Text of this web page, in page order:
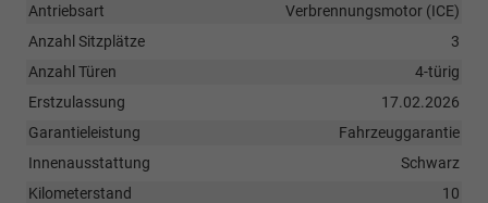
Antriebsart
Verbrennungsmotor (ICE)
Anzahl Sitzplätze
3
Anzahl Türen
4-türig
Erstzulassung
17.02.2026
Garantieleistung
Fahrzeuggarantie
Innenausstattung
Schwarz
Kilometerstand
10